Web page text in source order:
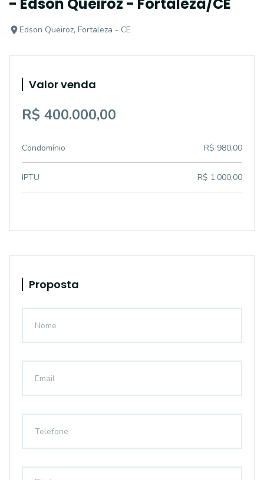
Edson Queiroz, Fortaleza - CE
Valor venda
R$ 400.000,00
Condomínio R$ 980,00
IPTU R$ 1.000,00
Proposta